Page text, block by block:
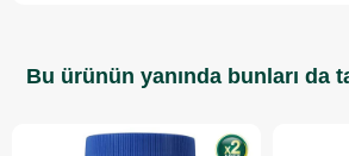
Bu ürünün yanında bunları da